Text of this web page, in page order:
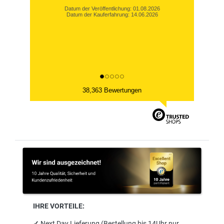
Datum der Veröffentlichung: 24.07.2026
38,363 Bewertungen
IHRE VORTEILE: